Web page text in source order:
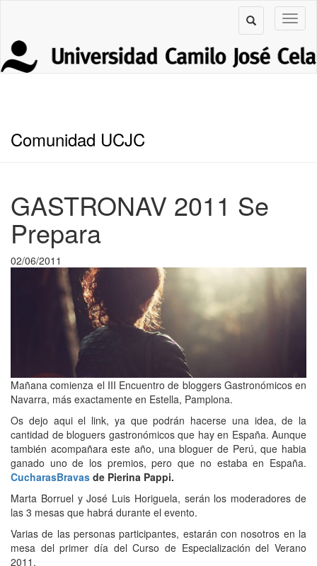
Comunidad UCJC
GASTRONAV 2011 Se
Prepara
02/06/2011
Mañana comienza el III Encuentro de bloggers Gastronómicos en
Navarra, más exactamente en Estella, Pamplona.
Os dejo aqui el link, ya que podrán hacerse una idea, de la
cantidad de bloguers gastronómicos que hay en España. Aunque
también acompañara este año, una bloguer de Perú, que habia
ganado uno de los premios, pero que no estaba en España.
CucharasBravas de Pierina Pappi.
Marta Borruel y José Luis Horiguela, serán los moderadores de
las 3 mesas que habrá durante el evento.
Varias de las personas participantes, estarán con nosotros en la
mesa del primer día del Curso de Especialización del Verano
2011.